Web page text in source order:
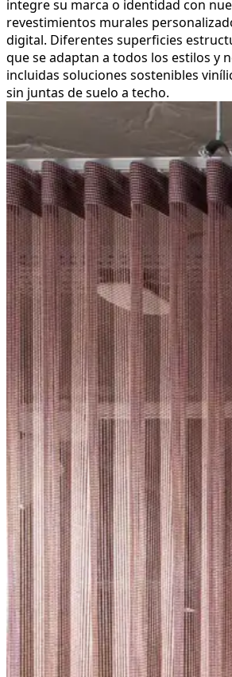
integre su marca o identidad con
revestimientos murales
digital. Diferentes superficies
que se adaptan a todos los estilos y
incluidas soluciones sostenibles
sin juntas de suelo a techo.